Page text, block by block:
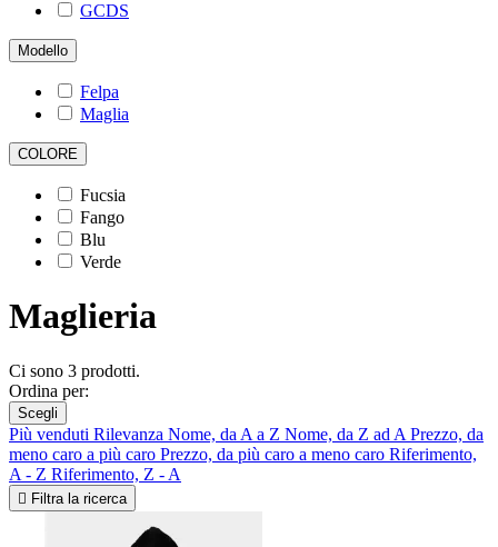
GCDS
Modello
Felpa
Maglia
COLORE
Fucsia
Fango
Blu
Verde
Maglieria
Ci sono 3 prodotti.
Ordina per:
Scegli
Più venduti Rilevanza Nome, da A a Z Nome, da Z ad A Prezzo, da
meno caro a più caro Prezzo, da più caro a meno caro Riferimento,
A - Z Riferimento, Z - A
 Filtra la ricerca